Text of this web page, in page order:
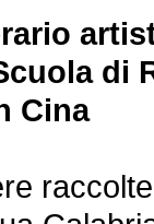
di
Cina